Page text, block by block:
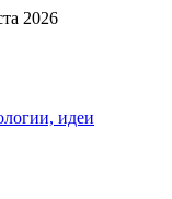
2026
идеи